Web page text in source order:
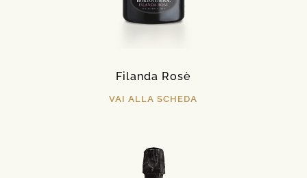
Filanda Rosè
VAI ALLA SCHEDA